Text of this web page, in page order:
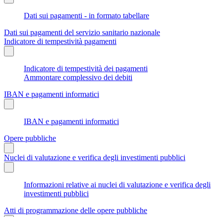
Dati sui pagamenti - in formato tabellare
Dati sui pagamenti del servizio sanitario nazionale
Indicatore di tempestività pagamenti
Indicatore di tempestività dei pagamenti
Ammontare complessivo dei debiti
IBAN e pagamenti informatici
IBAN e pagamenti informatici
Opere pubbliche
Nuclei di valutazione e verifica degli investimenti pubblici
Informazioni relative ai nuclei di valutazione e verifica degli
investimenti pubblici
Atti di programmazione delle opere pubbliche